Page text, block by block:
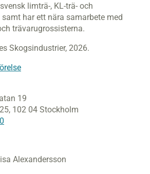
limträ-, KL-trä- och
har ett nära samarbete med
trävarugrossisterna.
Skogsindustrier, 2026.
19
102 04 Stockholm
Alexandersson